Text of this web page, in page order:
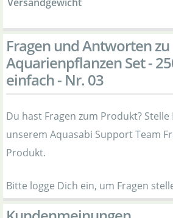
Fragen und Antworten zu
Aquarienpflanzen Set -
einfach - Nr. 03
Du hast Fragen zum Produkt?
unserem Aquasabi Support Team
Produkt.
Bitte logge Dich ein, um Fragen